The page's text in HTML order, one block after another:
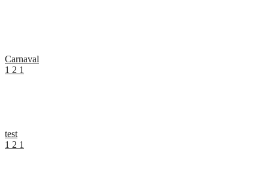
Carnaval
1 2 1
test
1 2 1